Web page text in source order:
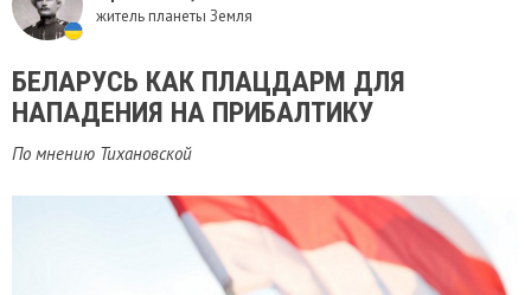
житель планеты Земля
БЕЛАРУСЬ КАК ПЛАЦДАРМ ДЛЯ
НАПАДЕНИЯ НА ПРИБАЛТИКУ
По мнению Тихановской